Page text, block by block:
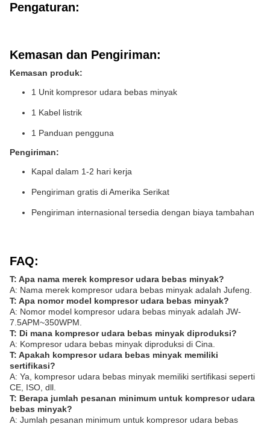
Pengaturan:
Kemasan dan Pengiriman:
Kemasan produk:
1 Unit kompresor udara bebas minyak
1 Kabel listrik
1 Panduan pengguna
Pengiriman:
Kapal dalam 1-2 hari kerja
Pengiriman gratis di Amerika Serikat
Pengiriman internasional tersedia dengan biaya tambahan
FAQ:
T: Apa nama merek kompresor udara bebas minyak?
A: Nama merek kompresor udara bebas minyak adalah Jufeng.
T: Apa nomor model kompresor udara bebas minyak?
A: Nomor model kompresor udara bebas minyak adalah JW-
7.5APM~350WPM.
T: Di mana kompresor udara bebas minyak diproduksi?
A: Kompresor udara bebas minyak diproduksi di Cina.
T: Apakah kompresor udara bebas minyak memiliki
sertifikasi?
A: Ya, kompresor udara bebas minyak memiliki sertifikasi seperti
CE, ISO, dll.
T: Berapa jumlah pesanan minimum untuk kompresor udara
bebas minyak?
A: Jumlah pesanan minimum untuk kompresor udara bebas